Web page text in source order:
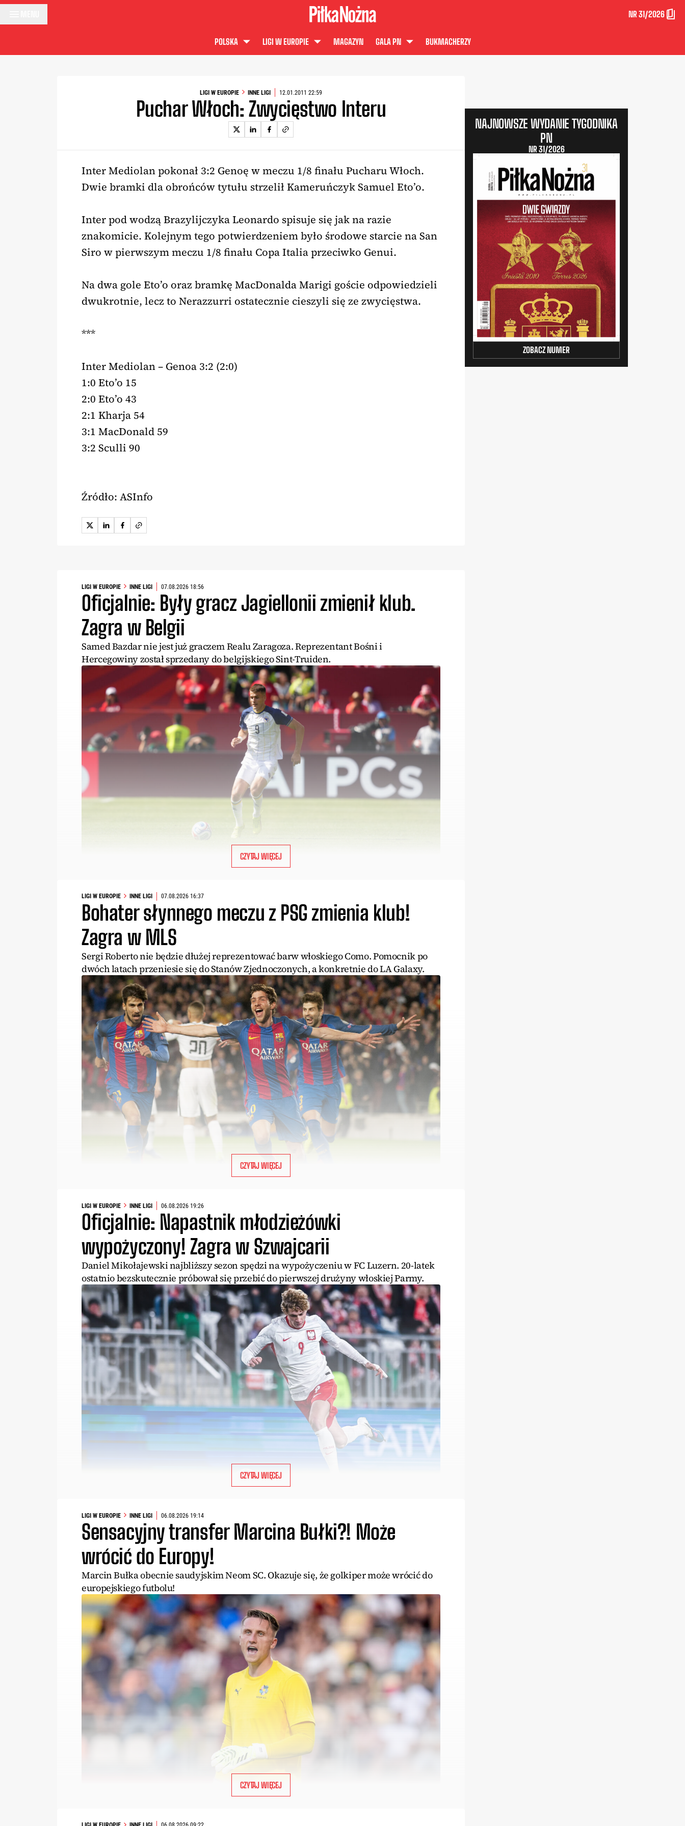
Przejdź do treści
NR 31/2026
POLSKA LIGI W EUROPIE MAGAZYN GALA PN BUKMACHERZY
LIGI W EUROPIE INNE LIGI 12.01.2011 22:59
Puchar Włoch: Zwycięstwo Interu
Inter Mediolan pokonał 3:2 Genoę w meczu 1/8 finału Pucharu Włoch.
Dwie bramki dla obrońców tytułu strzelił Kameruńczyk Samuel Eto’o.
Inter pod wodzą Brazylijczyka Leonardo spisuje się jak na razie
znakomicie. Kolejnym tego potwierdzeniem było środowe starcie na San
Siro w pierwszym meczu 1/8 finału Copa Italia przeciwko Genui.
Na dwa gole Eto’o oraz bramkę MacDonalda Marigi goście odpowiedzieli
dwukrotnie, lecz to Nerazzurri ostatecznie cieszyli się ze zwycięstwa.
***
Inter Mediolan – Genoa 3:2 (2:0)
1:0 Eto’o 15
2:0 Eto’o 43
2:1 Kharja 54
3:1 MacDonald 59
3:2 Sculli 90
Źródło: ASInfo
NAJNOWSZE WYDANIE TYGODNIKA
PN
NR 31/2026
ZOBACZ NUMER
LIGI W EUROPIE INNE LIGI 07.08.2026 18:56
Oficjalnie: Były gracz Jagiellonii zmienił klub.
Zagra w Belgii
Samed Bazdar nie jest już graczem Realu Zaragoza. Reprezentant Bośni i
Hercegowiny został sprzedany do belgijskiego Sint-Truiden.
CZYTAJ WIĘCEJ
LIGI W EUROPIE INNE LIGI 07.08.2026 16:37
Bohater słynnego meczu z PSG zmienia klub!
Zagra w MLS
Sergi Roberto nie będzie dłużej reprezentować barw włoskiego Como. Pomocnik po
dwóch latach przeniesie się do Stanów Zjednoczonych, a konkretnie do LA Galaxy.
CZYTAJ WIĘCEJ
LIGI W EUROPIE INNE LIGI 06.08.2026 19:26
Oficjalnie: Napastnik młodzieżówki
wypożyczony! Zagra w Szwajcarii
Daniel Mikołajewski najbliższy sezon spędzi na wypożyczeniu w FC Luzern. 20-latek
ostatnio bezskutecznie próbował się przebić do pierwszej drużyny włoskiej Parmy.
CZYTAJ WIĘCEJ
LIGI W EUROPIE INNE LIGI 06.08.2026 19:14
Sensacyjny transfer Marcina Bułki?! Może
wrócić do Europy!
Marcin Bułka obecnie saudyjskim Neom SC. Okazuje się, że golkiper może wrócić do
europejskiego futbolu!
CZYTAJ WIĘCEJ